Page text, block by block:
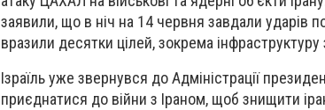
заявили, що в ніч на 14 червня завдали ударів по
вразили десятки цілей, зокрема
Ізраїль уже звернувся до Адміністрації
приєднатися до війни з Іраном, щоб знищити